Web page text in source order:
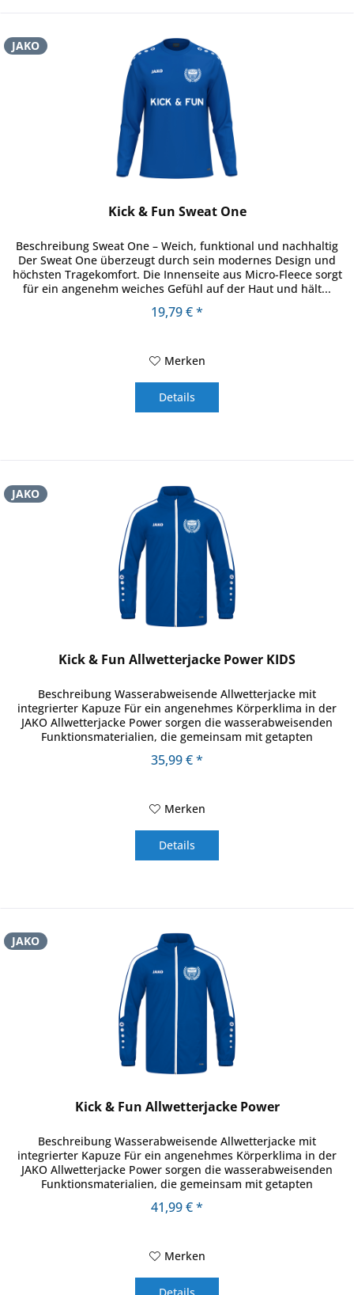
JAKO
Kick & Fun Sweat One
Beschreibung Sweat One – Weich, funktional und nachhaltig
Der Sweat One überzeugt durch sein modernes Design und
höchsten Tragekomfort. Die Innenseite aus Micro-Fleece sorgt
für ein angenehm weiches Gefühl auf der Haut und hält...
19,79 € *
Merken
Details
JAKO
Kick & Fun Allwetterjacke Power KIDS
Beschreibung Wasserabweisende Allwetterjacke mit
integrierter Kapuze Für ein angenehmes Körperklima in der
JAKO Allwetterjacke Power sorgen die wasserabweisenden
Funktionsmaterialien, die gemeinsam mit getapten
35,99 € *
Merken
Details
JAKO
Kick & Fun Allwetterjacke Power
Beschreibung Wasserabweisende Allwetterjacke mit
integrierter Kapuze Für ein angenehmes Körperklima in der
JAKO Allwetterjacke Power sorgen die wasserabweisenden
Funktionsmaterialien, die gemeinsam mit getapten
41,99 € *
Merken
Details